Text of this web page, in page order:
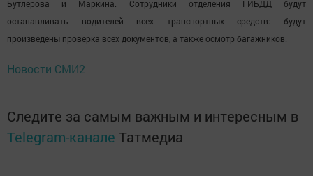
Бутлерова и Маркина. Сотрудники отделения ГИБДД будут
останавливать водителей всех транспортных средств: будут
произведены проверка всех документов, а также осмотр багажников.
Новости СМИ2
Следите за самым важным и интересным в
Telegram-канале Татмедиа